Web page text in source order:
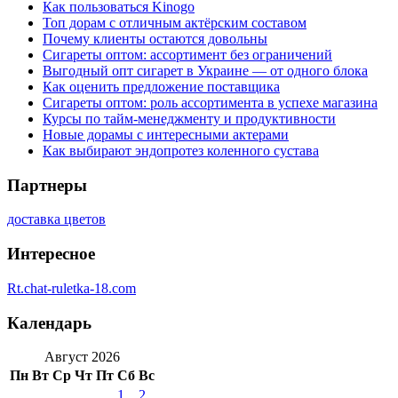
Как пользоваться Kinogo
Топ дорам с отличным актёрским составом
Почему клиенты остаются довольны
Сигареты оптом: ассортимент без ограничений
Выгодный опт сигарет в Украине — от одного блока
Как оценить предложение поставщика
Сигареты оптом: роль ассортимента в успехе магазина
Курсы по тайм-менеджменту и продуктивности
Новые дорамы с интересными актерами
Как выбирают эндопротез коленного сустава
Партнеры
доставка цветов
Интересное
Rt.chat-ruletka-18.com
Календарь
Август 2026
Пн Вт Ср Чт Пт Сб Вс